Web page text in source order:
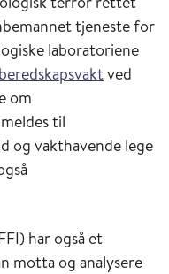
tjeneste for
laboratoriene
ved
om
til
og vakthavende lege
har også et
motta og analysere